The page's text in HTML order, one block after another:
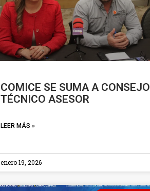
COMICE SE SUMA A CONSEJO
TÉCNICO ASESOR
LEER MÁS »
enero 19, 2026